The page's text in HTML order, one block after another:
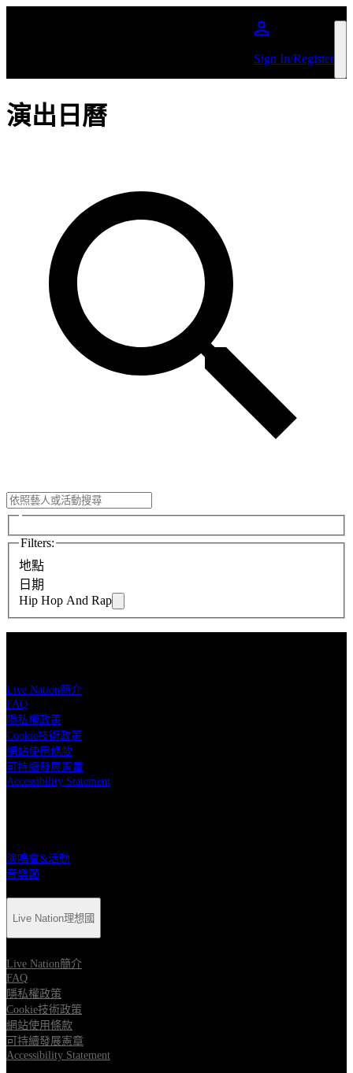
Sign In/Register
演出日曆
Filters:
地點
日期
Hip Hop And Rap
Live Nation簡介
FAQ
隱私權政策
Cookie技術政策
網站使用條款
可持續發展憲章
Accessibility Statement
演唱會&活動
音樂節
Live Nation理想國
Live Nation簡介
FAQ
隱私權政策
Cookie技術政策
網站使用條款
可持續發展憲章
Accessibility Statement